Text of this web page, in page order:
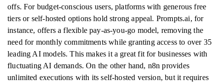
offs. For budget-conscious users, platforms with generous free
tiers or self-hosted options hold strong appeal. Prompts.ai, for
instance, offers a flexible pay-as-you-go model, removing the
need for monthly commitments while granting access to over 35
leading AI models. This makes it a great fit for businesses with
fluctuating AI demands. On the other hand, n8n provides
unlimited executions with its self-hosted version, but it requires